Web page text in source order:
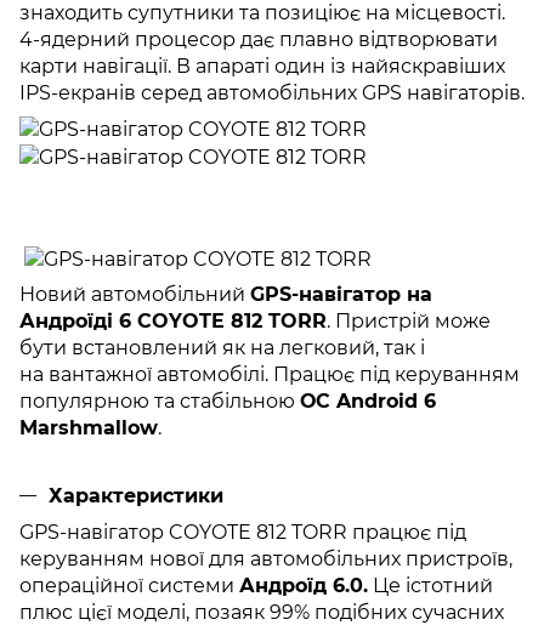
знаходить супутники та позиціює на місцевості.
4-ядерний процесор дає плавно відтворювати
карти навігації. В апараті один із найяскравіших
IPS-екранів серед автомобільних GPS навігаторів.
Новий автомобільний GPS-навігатор на
Андроїді 6 COYOTE 812 TORR. Пристрій може
бути встановлений як на легковий, так і
на вантажної автомобілі. Працює під керуванням
популярною та стабільною ОС Android 6
Marshmallow.
Характеристики
GPS-навігатор COYOTE 812 TORR працює під
керуванням нової для автомобільних пристроїв,
операційної системи Андроїд 6.0. Це істотний
плюс цієї моделі, позаяк 99% подібних сучасних